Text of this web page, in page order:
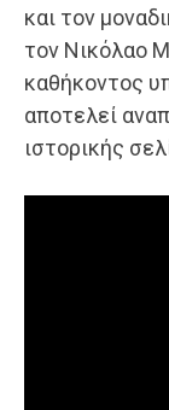
και τον
τον Νικόλαο
καθήκοντος
αποτελεί
ιστορικής